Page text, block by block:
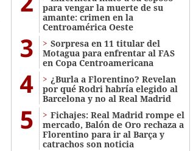
para vengar la muerte de su
amante: crimen en la
Centroamérica Oeste
3
Sorpresa en 11 titular del
Motagua para enfrentar al FAS
en Copa Centroamericana
4
¿Burla a Florentino? Revelan
por qué Rodri habría elegido al
Barcelona y no al Real Madrid
5
Fichajes: Real Madrid rompe el
mercado, Balón de Oro rechaza a
Florentino para ir al Barça y
catrachos son noticia